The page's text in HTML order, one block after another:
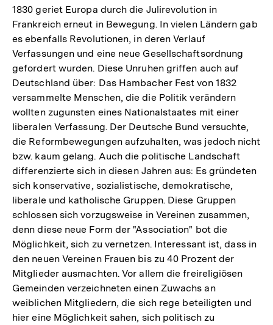
1830 geriet Europa durch die Julirevolution in
Frankreich erneut in Bewegung. In vielen Ländern gab
es ebenfalls Revolutionen, in deren Verlauf
Verfassungen und eine neue Gesellschaftsordnung
gefordert wurden. Diese Unruhen griffen auch auf
Deutschland über: Das Hambacher Fest von 1832
versammelte Menschen, die die Politik verändern
wollten zugunsten eines Nationalstaates mit einer
liberalen Verfassung. Der Deutsche Bund versuchte,
die Reformbewegungen aufzuhalten, was jedoch nicht
bzw. kaum gelang. Auch die politische Landschaft
differenzierte sich in diesen Jahren aus: Es gründeten
sich konservative, sozialistische, demokratische,
liberale und katholische Gruppen. Diese Gruppen
schlossen sich vorzugsweise in Vereinen zusammen,
denn diese neue Form der "Association" bot die
Möglichkeit, sich zu vernetzen. Interessant ist, dass in
den neuen Vereinen Frauen bis zu 40 Prozent der
Mitglieder ausmachten. Vor allem die freireligiösen
Gemeinden verzeichneten einen Zuwachs an
weiblichen Mitgliedern, die sich rege beteiligten und
hier eine Möglichkeit sahen, sich politisch zu